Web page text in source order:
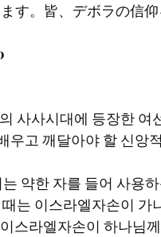
す。皆、デボラの信仰
우고 깨달아야 할 신앙
는 약한 자를 들어 사용
스라엘자손이 하나님